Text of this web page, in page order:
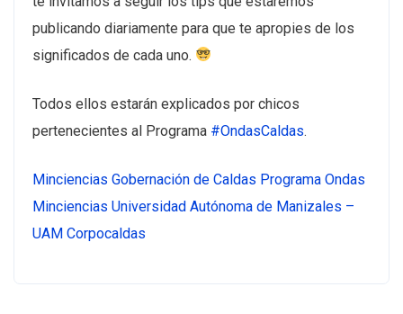
publicando diariamente para que te apropies de los
significados de cada uno.
Todos ellos estarán explicados por chicos
pertenecientes al Programa #OndasCaldas.
Minciencias Gobernación de Caldas Programa Ondas
Minciencias Universidad Autónoma de Manizales –
UAM Corpocaldas